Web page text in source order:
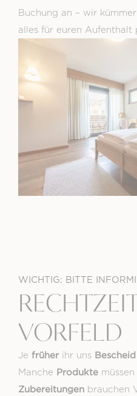
Buchung an – wir
alles für euren
WICHTIG: BITTE
VORFELD
Je früherihr uns Bescheid
Manche Produkte
Zubereitungenbrauchen